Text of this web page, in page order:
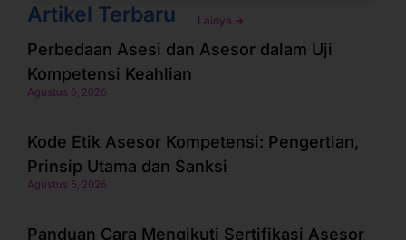
Artikel Terbaru Lainya ➜
Perbedaan Asesi dan Asesor dalam Uji
Kompetensi Keahlian
Agustus 6, 2026
Kode Etik Asesor Kompetensi: Pengertian,
Prinsip Utama dan Sanksi
Agustus 5, 2026
Panduan Cara Mengikuti Sertifikasi Asesor